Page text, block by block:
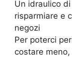
Un idraulico
risparmiare e
negozi
Per poterci
costare